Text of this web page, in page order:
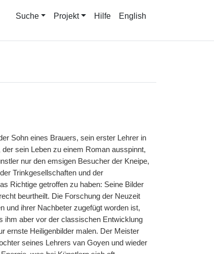
Suche Projekt Hilfe English
Sohn eines Brauers, sein erster Lehrer in
sein Leben zu einem Roman ausspinnt,
nur den emsigen Besucher der Kneipe,
Trinkgesellschaften und der
Richtige getroffen zu haben: Seine Bilder
beurtheilt. Die Forschung der Neuzeit
und ihrer Nachbeter zugefügt worden ist,
ihm aber vor der classischen Entwicklung
ernste Heiligenbilder malen. Der Meister
seines Lehrers van Goyen und wieder